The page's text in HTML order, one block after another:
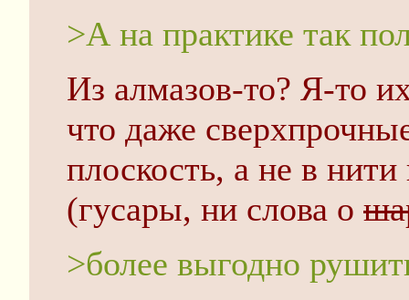
>А на практике так
Из алмазов-то? Я-то
что даже
плоскость, а не в
(гусары, ни слова о
>более выгодно